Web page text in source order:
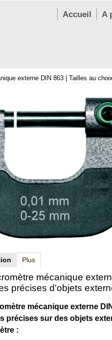
Accueil A
externe DIN 863 | Tailles au
Plus
mécanique
précises d'objets
mécanique externe
précises sur des objets
: